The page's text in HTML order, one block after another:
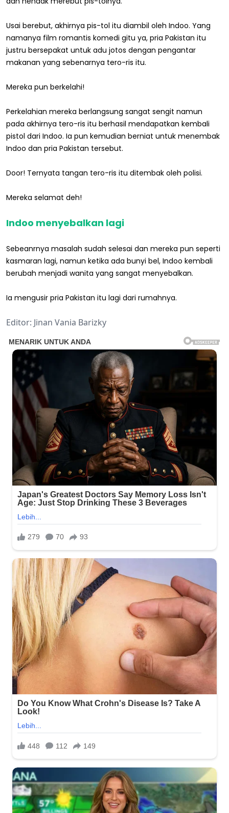
Usai berebut, akhirnya pis-tol itu diambil oleh Indoo. Yang
namanya film romantis komedi gitu ya, pria Pakistan itu
justru bersepakat untuk adu jotos dengan pengantar
makanan yang sebenarnya tero-ris itu.
Mereka pun berkelahi!
Perkelahian mereka berlangsung sangat sengit namun
pada akhirnya tero-ris itu berhasil mendapatkan kembali
pistol dari Indoo. Ia pun kemudian berniat untuk menembak
Indoo dan pria Pakistan tersebut.
Door! Ternyata tangan tero-ris itu ditembak oleh polisi.
Mereka selamat deh!
Indoo menyebalkan lagi
Sebeanrnya masalah sudah selesai dan mereka pun seperti
kasmaran lagi, namun ketika ada bunyi bel, Indoo kembali
berubah menjadi wanita yang sangat menyebalkan.
Ia mengusir pria Pakistan itu lagi dari rumahnya.
Editor: Jinan Vania Barizky